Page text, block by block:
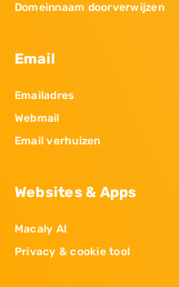
Domeinnaam doorverwijzen
Email
Emailadres
Webmail
Email verhuizen
Websites & Apps
Macaly AI
Privacy & cookie tool